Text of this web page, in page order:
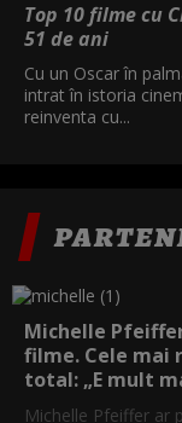
Top 10 filme cu
51 de ani
Cu un Oscar în
intrat în istoria
reinventa cu...
Michelle
filme. Cele mai
total: „E mult
Michelle Pfeiffer ar